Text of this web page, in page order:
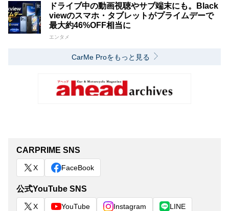
ドライブ中の動画視聴やサブ端末にも。Black
viewのスマホ・タブレットがプライムデーで
最大約46%OFF相当に
エンタメ
CarMe Proをもっと見る
CARPRIME SNS
X FaceBook
公式YouTube SNS
X YouTube Instagram LINE